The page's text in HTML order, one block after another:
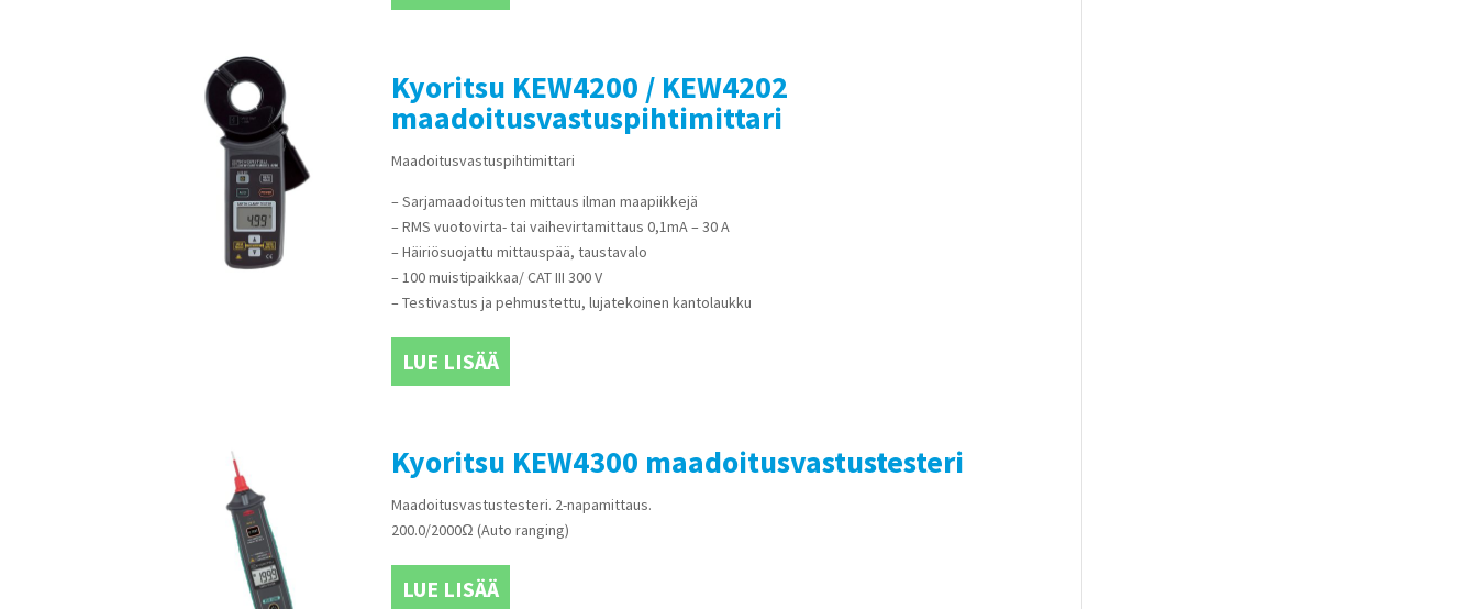
Kyoritsu KEW4200 / KEW4202
maadoitusvastuspihtimittari
Maadoitusvastuspihtimittari
– Sarjamaadoitusten mittaus ilman maapiikkejä
– RMS vuotovirta- tai vaihevirtamittaus 0,1mA – 30 A
– Häiriösuojattu mittauspää, taustavalo
– 100 muistipaikkaa/ CAT III 300 V
– Testivastus ja pehmustettu, lujatekoinen kantolaukku
LUE LISÄÄ
Kyoritsu KEW4300 maadoitusvastustesteri
Maadoitusvastustesteri. 2-napamittaus.
200.0/2000Ω (Auto ranging)
LUE LISÄÄ